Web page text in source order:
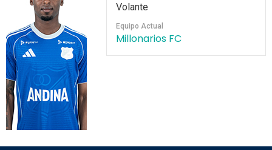
Volante
Equipo Actual
Millonarios FC